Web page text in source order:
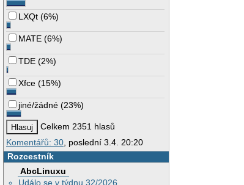
LXQt (6%)
MATE (6%)
TDE (2%)
Xfce (15%)
jiné/žádné (23%)
Celkem 2351 hlasů
Komentářů: 30 , poslední 3.4. 20:20
Rozcestník
AbcLinuxu
Událo se v týdnu 32/2026